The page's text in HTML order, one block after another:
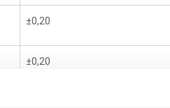
±0,20
±0,20